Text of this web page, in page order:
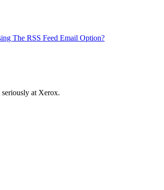
The RSS Feed Email Option?
at Xerox.